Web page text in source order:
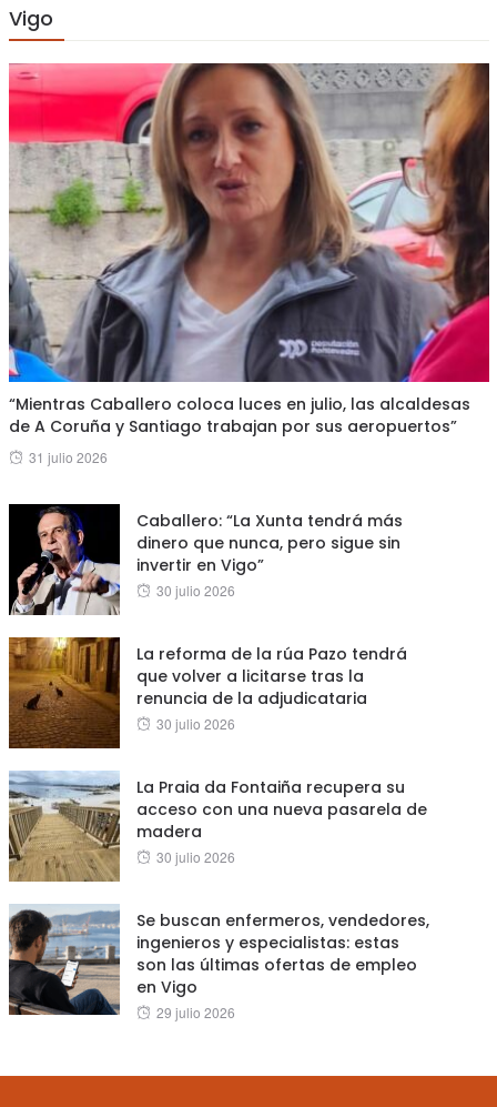
Vigo
“Mientras Caballero coloca luces en julio, las alcaldesas
de A Coruña y Santiago trabajan por sus aeropuertos”
Posted
31 julio 2026
Caballero: “La Xunta tendrá más
dinero que nunca, pero sigue sin
invertir en Vigo”
Posted
30 julio 2026
La reforma de la rúa Pazo tendrá
que volver a licitarse tras la
renuncia de la adjudicataria
Posted
30 julio 2026
La Praia da Fontaiña recupera su
acceso con una nueva pasarela de
madera
Posted
30 julio 2026
Se buscan enfermeros, vendedores,
ingenieros y especialistas: estas
son las últimas ofertas de empleo
en Vigo
Posted
29 julio 2026